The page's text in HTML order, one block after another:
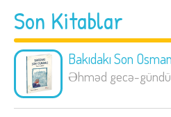
Son Kitablar
Bakıdakı Son
Əhməd gecə-gündüz